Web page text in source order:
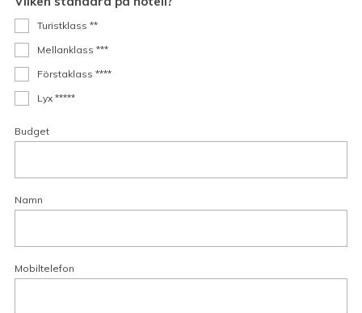
Turistklass **
Mellanklass ***
Förstaklass ****
Lyx *****
Budget
Namn
Mobiltelefon